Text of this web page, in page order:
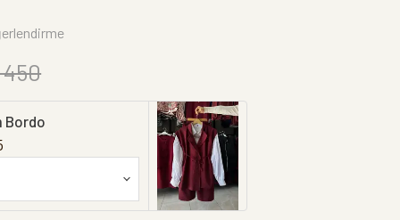
Bordo